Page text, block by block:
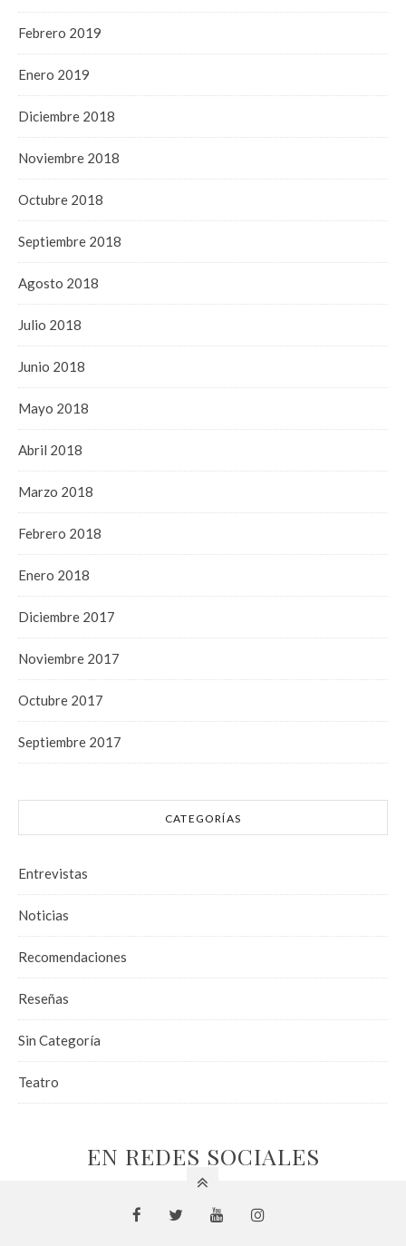
Febrero 2019
Enero 2019
Diciembre 2018
Noviembre 2018
Octubre 2018
Septiembre 2018
Agosto 2018
Julio 2018
Junio 2018
Mayo 2018
Abril 2018
Marzo 2018
Febrero 2018
Enero 2018
Diciembre 2017
Noviembre 2017
Octubre 2017
Septiembre 2017
CATEGORÍAS
Entrevistas
Noticias
Recomendaciones
Reseñas
Sin Categoría
Teatro
EN REDES SOCIALES